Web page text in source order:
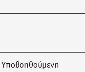
Υποβοηθούμενη